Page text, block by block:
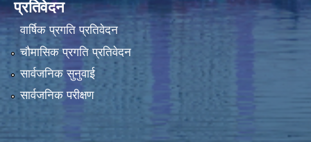
प्रतिवेदन
वार्षिक प्रगति प्रतिवेदन
चौमासिक प्रगति प्रतिवेदन
सार्वजनिक सुनुवाई
सार्वजनिक परीक्षण